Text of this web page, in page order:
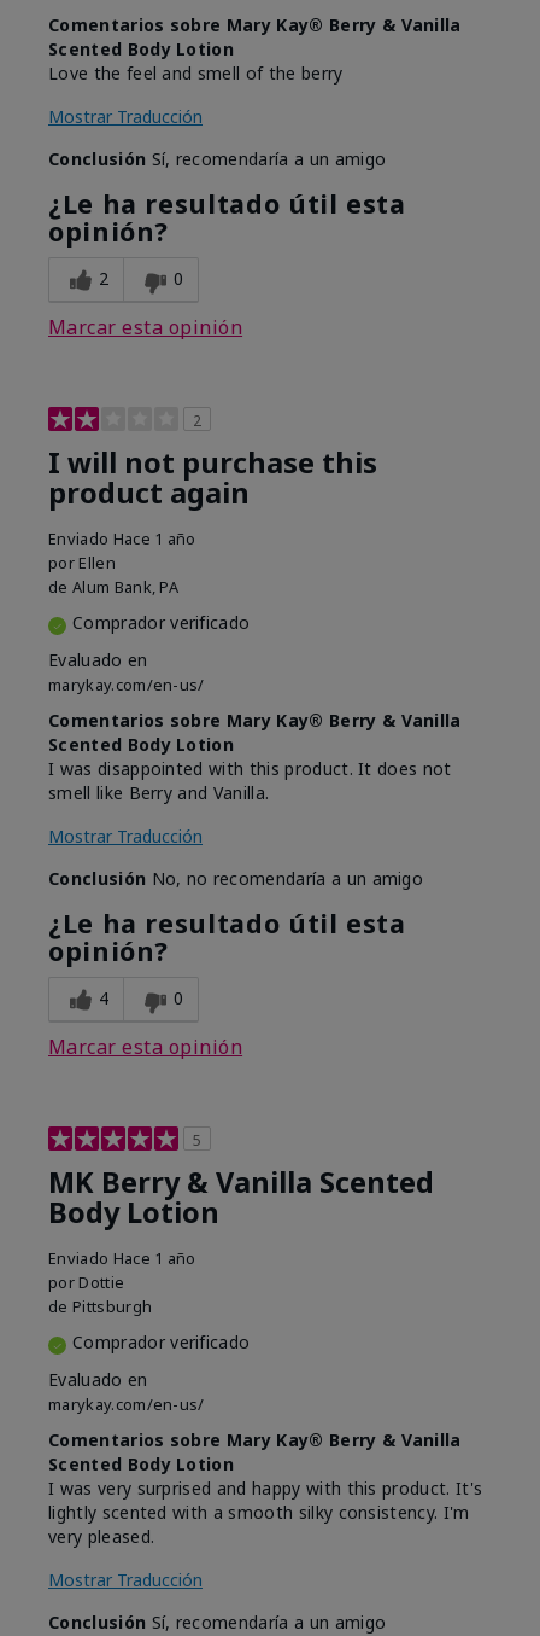
Comentarios sobre Mary Kay® Berry & Vanilla
Scented Body Lotion
Love the feel and smell of the berry
Mostrar Traducción
Conclusión Sí, recomendaría a un amigo
¿Le ha resultado útil esta
opinión?
2 0
Marcar esta opinión
2
I will not purchase this
product again
Enviado Hace 1 año
por Ellen
de Alum Bank, PA
Comprador verificado
Evaluado en
marykay.com/en-us/
Comentarios sobre Mary Kay® Berry & Vanilla
Scented Body Lotion
I was disappointed with this product. It does not
smell like Berry and Vanilla.
Mostrar Traducción
Conclusión No, no recomendaría a un amigo
¿Le ha resultado útil esta
opinión?
4 0
Marcar esta opinión
5
MK Berry & Vanilla Scented
Body Lotion
Enviado Hace 1 año
por Dottie
de Pittsburgh
Comprador verificado
Evaluado en
marykay.com/en-us/
Comentarios sobre Mary Kay® Berry & Vanilla
Scented Body Lotion
I was very surprised and happy with this product. It's
lightly scented with a smooth silky consistency. I'm
very pleased.
Mostrar Traducción
Conclusión Sí, recomendaría a un amigo